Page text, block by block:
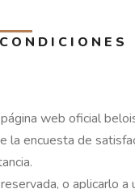
web oficial
la encuesta de
o aplicarlo a